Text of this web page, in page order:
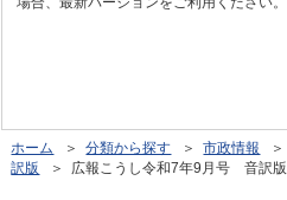
ホーム ＞分類から探す ＞市政情報 ＞
訳版
＞ 広報こうし令和7年9月号 音訳版